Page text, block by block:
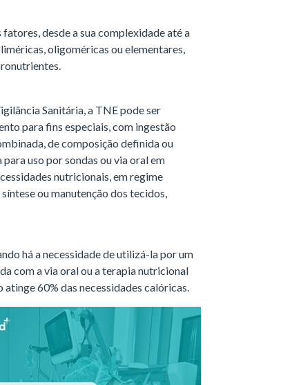
desde a sua complexidade até a
oligoméricas ou elementares,
Sanitária, a TNE pode ser
para fins especiais, com ingestão
de composição definida ou
uso por sondas ou via oral em
nutricionais, em regime
ou manutenção dos tecidos,
há a necessidade de utilizá-la por um
com a via oral ou a terapia nutricional
60% das necessidades calóricas.